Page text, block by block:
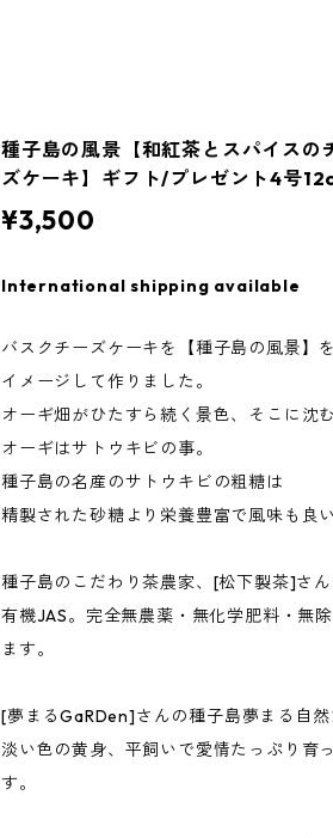
種子島の風景【和紅茶とスパイスの
ズケーキ】ギフト/プレゼント4号
¥3,500
International shipping available
バスクチーズケーキを【種子島の風景】を
イメージして作りました。
オーギ畑がひたすら続く景色、そこに沈む
オーギはサトウキビの事。
種子島の名産のサトウキビの粗糖は
精製された砂糖より栄養豊富で風味も良い
種子島のこだわり茶農家、[松下製茶]さん
有機JAS。完全無農薬・無化学肥料・無
ます。
[夢まるGaRDen]さんの種子島夢まる自然
淡い色の黄身、平飼いで愛情たっぷり育
す。